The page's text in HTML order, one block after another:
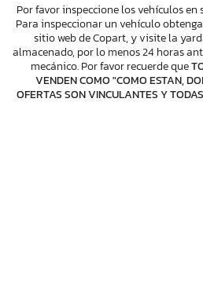
Por favor inspeccione los vehículos
Para inspeccionar un vehículo
sitio web de Copart, y visite la
almacenado, por lo menos 24 horas
mecánico. Por favor recuerde que
VENDEN COMO "COMO ESTAN,
OFERTAS SON VINCULANTES Y